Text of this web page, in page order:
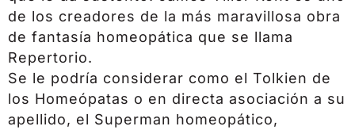
de los creadores de la más maravillosa obra
de fantasía homeopática que se llama
Repertorio.
Se le podría considerar como el Tolkien de
los Homeópatas o en directa asociación a su
apellido, el Superman homeopático,